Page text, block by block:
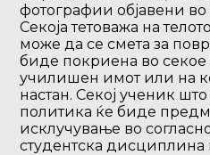
фотографии објавени
Секоја тетоважа на
може да се смета за
биде покриена во
училишен имот или на
настан. Секој ученик
политика ќе биде
исклучување во
студентска дисциплина